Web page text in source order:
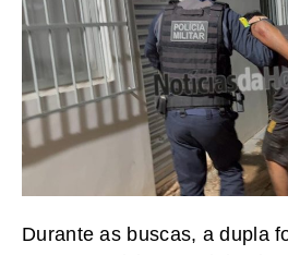
Durante as buscas, a dupla